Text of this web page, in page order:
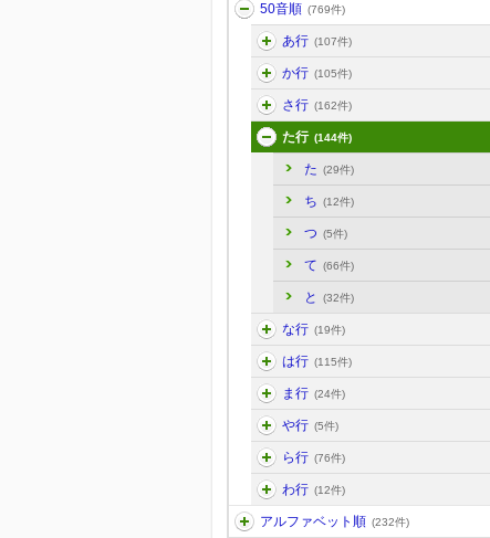
50音順 (769件)
あ行 (107件)
か行 (105件)
さ行 (162件)
た行 (144件)
た (29件)
ち (12件)
つ (5件)
て (66件)
と (32件)
な行 (19件)
は行 (115件)
ま行 (24件)
や行 (5件)
ら行 (76件)
わ行 (12件)
アルファベット順 (232件)